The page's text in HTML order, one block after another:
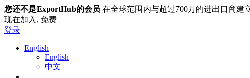
您还不是ExportHub的会员 在全球范围内与超过700万的进出口商建
现在加入, 免费
登录
English
English
中文